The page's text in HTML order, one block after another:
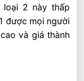
loại 2 này thấp
được mọi người
và giá thành